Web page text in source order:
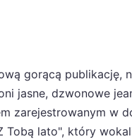
gorącą
jasne, dzwonowe
zarejestrowanym w
Tobą lato", który